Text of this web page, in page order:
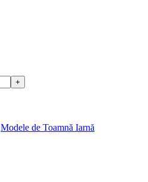
Modele de Toamnă Iarnă